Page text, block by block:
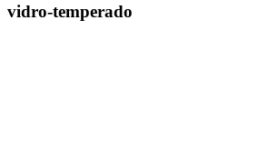
vidro-temperado